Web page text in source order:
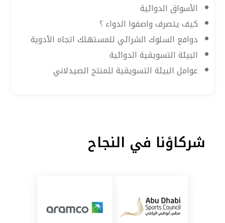
الأسواق الدوائية
كيف يتصرف واصفوا الدواء ؟
دوافع السلوك الشرائي للمستهلك اتجاه الأدوية
البيئة التسويقية الدوائية
عوامل البيئة التسويقية للمنتج الصيدلاني
شركاؤنا في النجاح